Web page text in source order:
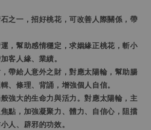
之一，招好桃花，可改善人際關係，帶
，幫助感情穩定，求姻緣正桃花，斬小
客人緣、業績。
帶給人意外之財，對應太陽輪，幫助腸
、條理、背誦，增強個人自信。
強大的生命力與活力。對應太陽輪，主
點，加強凝聚力、體力、自信心，阻擋
人、辟邪的功效。